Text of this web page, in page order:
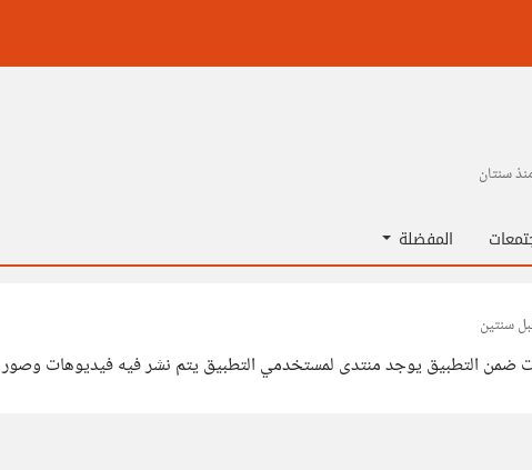
سنتان
المفضلة
سنتين
ضمن التطبيق يوجد منتدى لمستخدمي التطبيق يتم نشر فيه فيديوهات وصور